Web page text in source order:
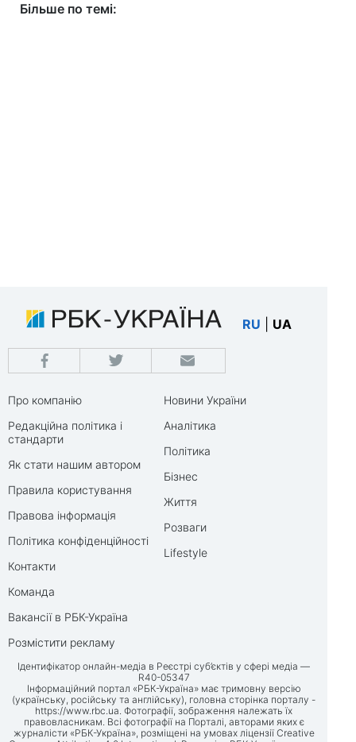
Більше по темі:
RU UA
Про компанію
Редакційна політика і
стандарти
Як стати нашим автором
Правила користування
Правова інформація
Політика конфіденційності
Контакти
Команда
Вакансії в РБК-Україна
Розмістити рекламу
Новини України
Аналітика
Політика
Бізнес
Життя
Розваги
Lifestyle
Ідентифікатор онлайн-медіа в Реєстрі суб’єктів у сфері медіа —
R40-05347
Інформаційний портал «РБК-Україна» має тримовну версію
(українську, російську та англійську), головна сторінка порталу -
https://www.rbc.ua. Фотографії, зображення належать їх
правовласникам. Всі фотографії на Порталі, авторами яких є
журналісти «РБК-Україна», розміщені на умовах ліцензії Creative